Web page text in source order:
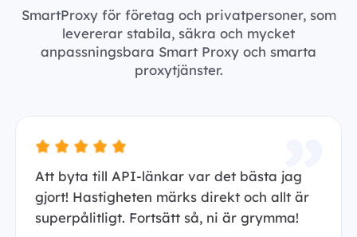
SmartProxy för företag och privatpersoner, som
levererar stabila, säkra och mycket
anpassningsbara Smart Proxy och smarta
proxytjänster.
Att byta till API-länkar var det bästa jag
gjort! Hastigheten märks direkt och allt är
superpålitligt. Fortsätt så, ni är grymma!